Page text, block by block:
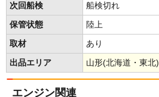
次回船検 船検切れ
保管状態 陸上
取材 あり
出品エリア 山形(北海道・東北)
エンジン関連